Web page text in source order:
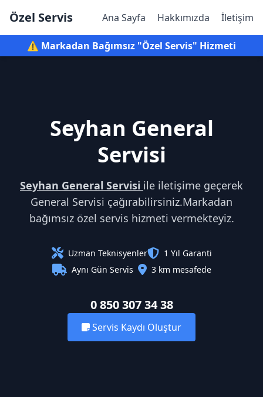
Özel Servis Ana Sayfa Hakkımızda İletişim
⚠️ Markadan Bağımsız "Özel Servis" Hizmeti
Seyhan General
Servisi
Seyhan General Servisi ile iletişime geçerek
General Servisi çağırabilirsiniz.Markadan
bağımsız özel servis hizmeti vermekteyiz.
Uzman Teknisyenler
1 Yıl Garanti
Aynı Gün Servis
3 km mesafede
0 850 307 34 38
Servis Kaydı Oluştur